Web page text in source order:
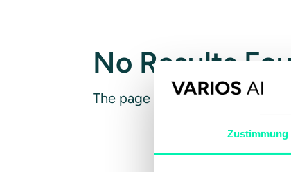
Zustimmung
No Results
The page you requested